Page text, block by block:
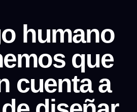
humano
que
cuenta a